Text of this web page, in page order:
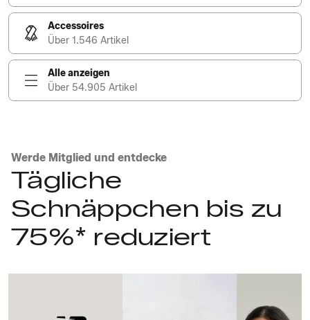
Accessoires
Über 1.546 Artikel
Alle anzeigen
Über 54.905 Artikel
Werde Mitglied und entdecke
Tägliche
Schnäppchen bis zu
75%* reduziert